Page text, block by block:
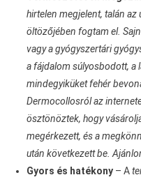
hirtelen megjelent, talán
öltözőjében fogtam el.
vagy a gyógyszertári
a fájdalom súlyosbodott, a
mindegyiküket fehér
Dermocollosról az
ösztönöztek, hogy
megérkezett, és a
után következett be.
Gyors és hatékony– A